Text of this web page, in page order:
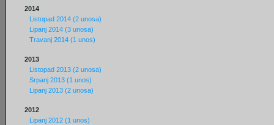
2014
Listopad 2014 (2 unosa)
Lipanj 2014 (3 unosa)
Travanj 2014 (1 unos)
2013
Listopad 2013 (2 unosa)
Srpanj 2013 (1 unos)
Lipanj 2013 (2 unosa)
2012
Lipanj 2012 (1 unos)